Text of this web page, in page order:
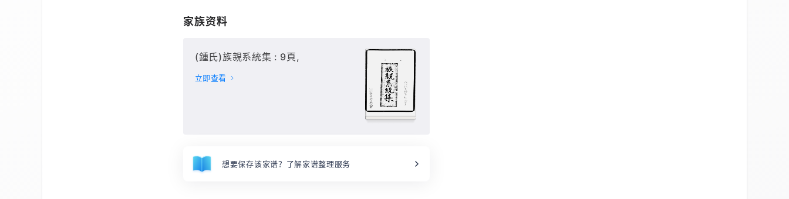
家族资料
(鍾氏)族親系統集 : 9頁,
立即查看
想要保存该家谱？了解家谱整理服务